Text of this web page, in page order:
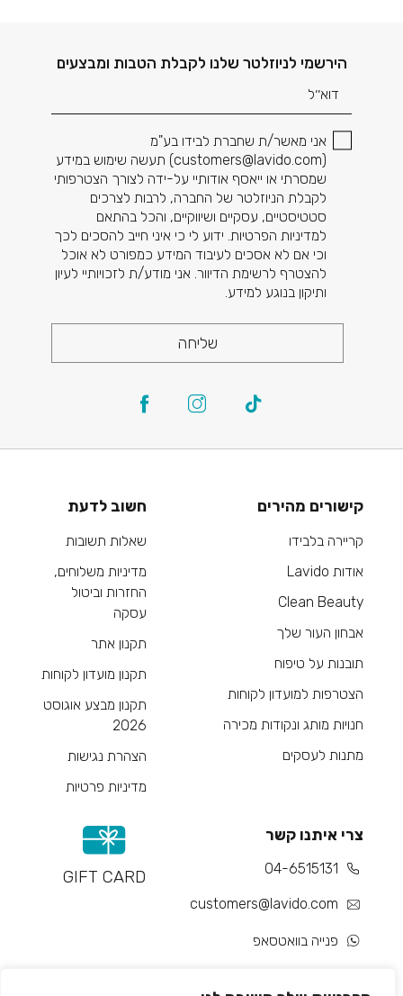
הירשמי לניוזלטר שלנו לקבלת הטבות ומבצעים
דוא׳׳ל
אני מאשר/ת שחברת לבידו בע"מ
(
customers@lavido.com) תעשה שימוש במידע
שמסרתי או ייאסף אודותיי על-ידה לצורך הצטרפותי
לקבלת הניוזלטר של החברה, לרבות לצרכים
סטטיסטיים, עסקיים ושיווקיים, והכל בהתאם
למדיניות הפרטיות. ידוע לי כי איני חייב להסכים לכך
וכי אם לא אסכים לעיבוד המידע כמפורט לא אוכל
להצטרף לרשימת הדיוור. אני מודע/ת לזכויותיי לעיון
ותיקון בנוגע למידע.
שליחה
קישורים מהירים
קריירה בלבידו
אודות Lavido
Clean Beauty
אבחון העור שלך
תובנות על טיפוח
הצטרפות למועדון לקוחות
חנויות מותג ונקודות מכירה
מתנות לעסקים
חשוב לדעת
שאלות תשובות
מדיניות משלוחים,
החזרות וביטול
עסקה
תקנון אתר
תקנון מועדון לקוחות
תקנון מבצע אוגוסט
2026
הצהרת נגישות
מדיניות פרטיות
צרי איתנו קשר
04-6515131
customers@lavido.com
פנייה בוואטסאפ
GIFT CARD